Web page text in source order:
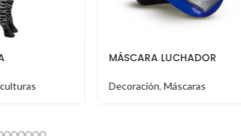
,Máscaras
TABLA TOSTADERA
Decoración,Molcajetes